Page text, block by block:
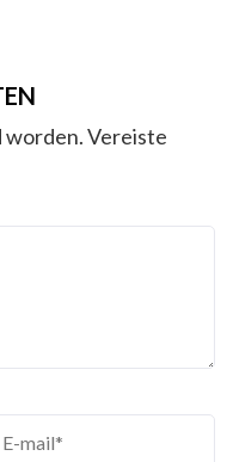
worden.Vereiste